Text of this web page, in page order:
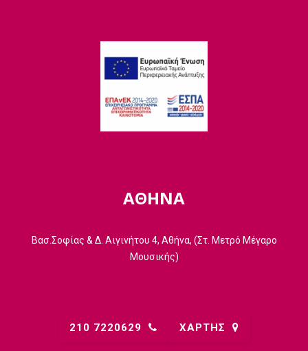
ΑΘΗΝΑ
Βασ.Σοφίας & Δ. Αιγινήτου 4, Αθήνα, (Στ. Μετρό Μέγαρο
Μουσικής)
210 7220629 ΧΑΡΤΗΣ